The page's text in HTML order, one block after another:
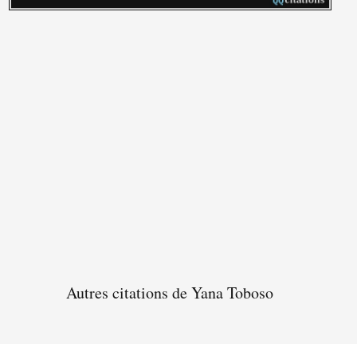
Autres citations de Yana Toboso